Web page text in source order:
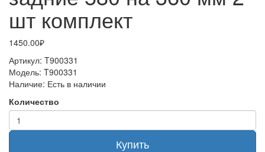
шт комплект
1450.00₽
Артикул: T900331
Модель: T900331
Наличие: Есть в наличии
Количество
Купить